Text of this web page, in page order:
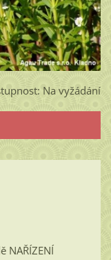
Na vyžádání
NAŘÍZENÍ